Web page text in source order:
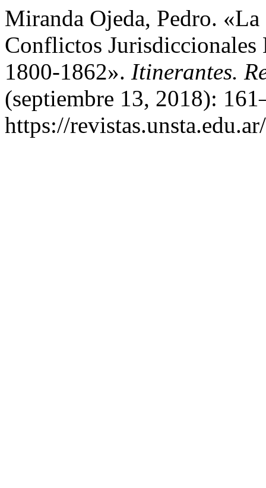
Miranda Ojeda, Pedro.
Conflictos Jurisdiccionales
1800-1862». Itinerantes.
(septiembre 13, 2018):
https://